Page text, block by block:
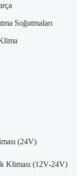
Soğutmaları
(24V)
Kliması (12V-24V)